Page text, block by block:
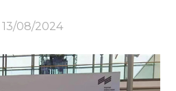
13/08/2024